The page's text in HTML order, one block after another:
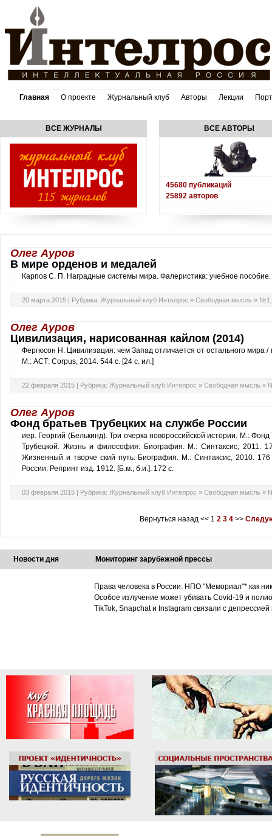
Главная О проекте Журнальный клуб Авторы Лекции
ВСЕ ЖУРНАЛЫ ВСЕ АВТОРЫ
45680 публикаций
25892 авторов
Олег Ауров
В мире орденов и медалей
Карпов С. П. Наградные системы мира. Фалеристика: учебное пособие.
20 марта 2015 | Рубрика: Журнальный клуб Интелрос » Свободная мысль » №1,
Олег Ауров
Цивилизация, нарисованная кайлом (2014)
Фергюсон Н. Цивилизация: чем Запад отличается от остального мира /
М.: АСТ: Corpus, 2014. 544 с. [24 с. ил.]
22 февраля 2015 | Рубрика: Журнальный клуб Интелрос » Свободная мысль »
Олег Ауров
Фонд братьев Трубецких на службе России
иер. Георгий (Белькинд). Три очерка новороссийской истории. М.:
Трубецкой. Жизнь и философия: Биография. М.: Синтаксис, 2011.
Жизненный и творче ский путь: Биография. М.: Синтаксис, 2010.
России: Репринт изд. 1912. [Б.м., б.и.]. 172 с.
03 февраля 2015 | Рубрика: Журнальный клуб Интелрос » Свободная мысль »
Вернуться назад<< 1 2 3 4>>
Новости дня Мониторинг зарубежной прессы
Права человека в России: НПО "Мемориал"* как
Особое излучение может убивать Covid-19 и
TikTok, Snapchat и Instagram связали с